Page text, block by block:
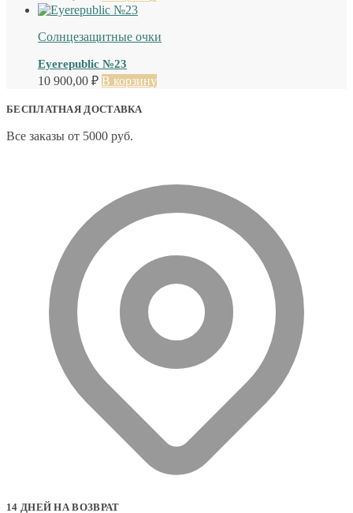
Солнцезащитные очки
Eyerepublic №23
10 900,00 ₽ В корзину
БЕСПЛАТНАЯ ДОСТАВКА
Все заказы от 5000 руб.
14 ДНЕЙ НА ВОЗВРАТ